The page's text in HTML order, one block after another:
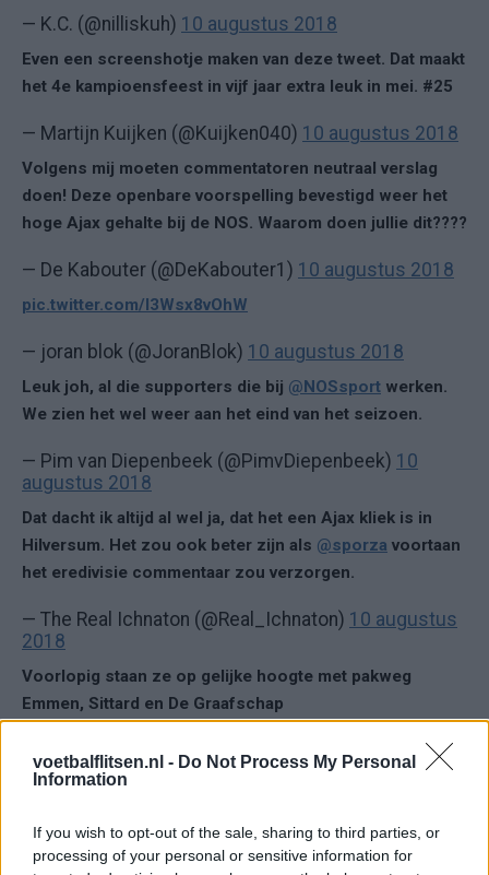
voetbalflitsen.nl - Do Not Process My Personal
Information
If you wish to opt-out of the sale, sharing to third parties, or
processing of your personal or sensitive information for
— K.C. (@nilliskuh) 10 augustus 2018
Even een screenshotje maken van deze tweet. Dat maakt
het 4e kampioensfeest in vijf jaar extra leuk in mei. #25
— Martijn Kuijken (@Kuijken040) 10 augustus 2018
Volgens mij moeten commentatoren neutraal verslag
doen! Deze openbare voorspelling bevestigd weer het
hoge Ajax gehalte bij de NOS. Waarom doen jullie dit????
— De Kabouter (@DeKabouter1) 10 augustus 2018
pic.twitter.com/I3Wsx8vOhW
— joran blok (@JoranBlok) 10 augustus 2018
Leuk joh, al die supporters die bij @NOSsport werken.
We zien het wel weer aan het eind van het seizoen.
— Pim van Diepenbeek (@PimvDiepenbeek) 10
augustus 2018
Dat dacht ik altijd al wel ja, dat het een Ajax kliek is in
Hilversum. Het zou ook beter zijn als @sporza voortaan
het eredivisie commentaar zou verzorgen.
— The Real Ichnaton (@Real_Ichnaton) 10 augustus
2018
Voorlopig staan ze op gelijke hoogte met pakweg
Emmen, Sittard en De Graafschap
— geert kuiper (@kuimperia) 10 augustus 2018
Ajax ziet kans schoon: strijd om Van Rooij barst